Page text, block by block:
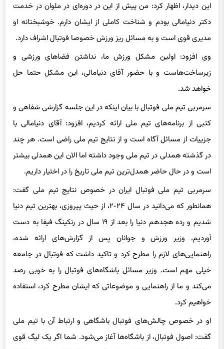
این دیدار، اظهار کرد: من پیش از این در دوره‌ای در ملوان در خدمت
دکتر دنیامالی بودم و شناخت کاملی از ایشان دارم. خوشبختانه او
مدیری قوی است و به مسائل ریز ورزش خصوصا فوتبال اشراف دارد.
وی افزود: اولین مشکل ورزش ما، نداشتن فضاهای ورزشی و
زیرساخت‌هاست و با حضور آقای دنیامالی، این مشکل حتما حل
خواهد شد.
سرمربی تیم ملی فوتبال با بیان اینکه در این جلسه گزارشی شفاهی و
کتبی از برنامه‌های تیم ملی ارائه کردیم، افزود: آقای دنیامالی با
جزییات از مسائل آگاه است و از نتایج تیم ملی راضی است. هر چند
در گذشته همدلی در تیم ملی وجود داشته اما الان این همدلی بیشتر
است و در حال حاضر همدل‌ترین تیم ملی تاریخ را در اختیار داریم.
سرمربی تیم ملی فوتبال ایران در خصوص نتایج تیم ملی گفت:‌
همانطور که می‌دانید در سال ٢٠٢۴، از حیث پیروزی، بهترین تیم دنیا
شدیم و رده هجدهم دنیا را بعد از ١٩ سال در رنکینگ فیفا به دست
آوردیم. وزیر ورزش و جوانان پس از گزارش‌های ارائه شده،
راهنمایی‌های لازم را مطرح کرد و تاکید داشت که فوتبال در جامعه
خیلی مهم است. وزیر مسائل باشگاه‌های فوتبال را به خوبی رصد
می‌کند و ما از راهنمایی و موضوعاتی که ایشان مطرح کرد، استفاده
خواهیم کرد.
او در خصوص چالش‌های فوتبال باشگاهی و ارتباط آن با تیم ملی
گفت: اصول فوتبال، از باشگاه‌ها آغاز می‌شود. شما اگر یک لیگ قوی